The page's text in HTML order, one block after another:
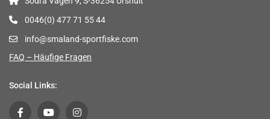
0046(0) 477 71 55 44
info@smaland-sportfiske.com
FAQ – Häufige Fragen
Social Links: